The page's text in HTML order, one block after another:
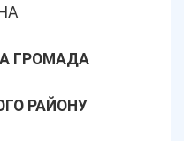
ГРОМАДА
РАЙОНУ